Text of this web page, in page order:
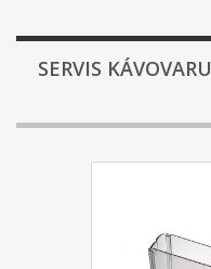
SERVIS KÁVOVARU